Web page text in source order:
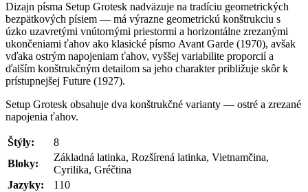
Dizajn písma Setup Grotesk nadväzuje na tradíciu geometrických
bezpätkových písiem — má výrazne geometrickú konštrukciu s
úzko uzavretými vnútornými priestormi a horizontálne zrezanými
ukončeniami ťahov ako klasické písmo Avant Garde (1970), avšak
vďaka ostrým napojeniam ťahov, vyššej variabilite proporcií a
ďalším konštrukčným detailom sa jeho charakter približuje skôr k
prístupnejšej Future (1927).
Setup Grotesk obsahuje dva konštrukčné varianty — ostré a zrezané
napojenia ťahov.
Štýly:
8
Bloky:
Základná latinka, Rozšírená latinka, Vietnamčina,
Cyrilika, Gréčtina
Jazyky:
110